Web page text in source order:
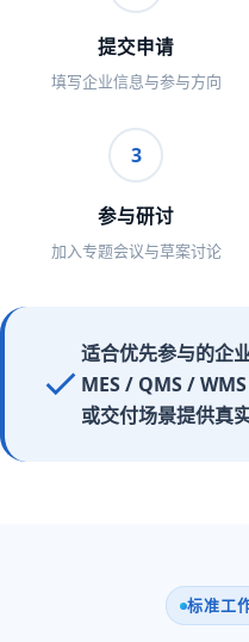
提交申请
填写企业信息与参与方向
3
参与研讨
加入专题会议与草案讨论
适合优先参与的企
MES / QMS /
或交付场景提供真
标准工